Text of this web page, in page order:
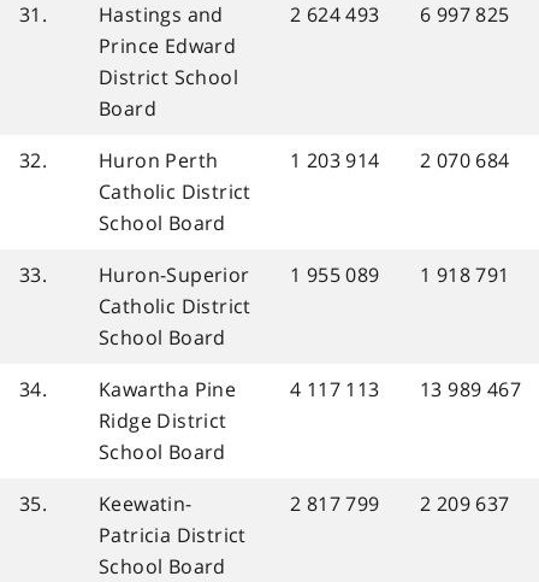
31.
Hastings and
Prince Edward
District School
Board
2 624 493 6 997 825
32.
Huron Perth
Catholic District
School Board
1 203 914 2 070 684
33.
Huron-Superior
Catholic District
School Board
1 955 089 1 918 791
34.
Kawartha Pine
Ridge District
School Board
4 117 113 13 989 467
35.
Keewatin-
Patricia District
School Board
2 817 799 2 209 637